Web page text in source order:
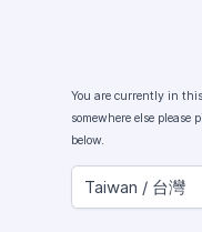
You are currently in
somewhere else
below.